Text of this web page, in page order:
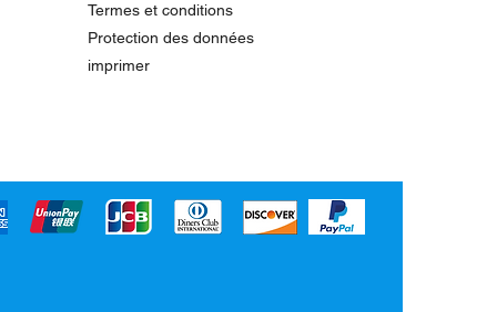
Termes et conditions
Protection des données
imprimer